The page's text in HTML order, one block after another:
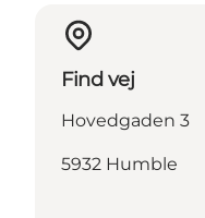
Find vej
Hovedgaden 3
5932 Humble